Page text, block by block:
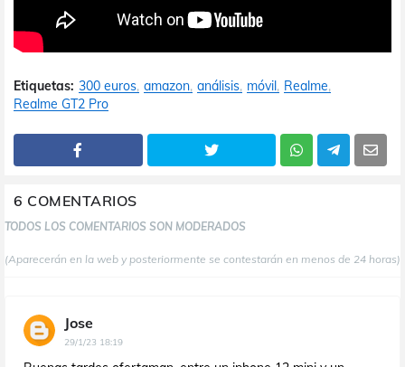
Etiquetas: 300 euros amazon análisis móvil Realme
Realme GT2 Pro
6 COMENTARIOS
TODOS LOS COMENTARIOS SON MODERADOS
(Aparecerán en la web y posteriormente se contestarán en menos de 24 horas)
Jose
29/1/23 18:19